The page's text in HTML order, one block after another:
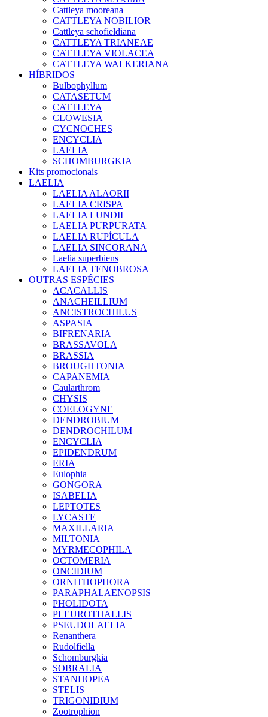
Cattleya mooreana
CATTLEYA NOBILIOR
Cattleya schofieldiana
CATTLEYA TRIANEAE
CATTLEYA VIOLACEA
CATTLEYA WALKERIANA
HÍBRIDOS
Bulbophyllum
CATASETUM
CATTLEYA
CLOWESIA
CYCNOCHES
ENCYCLIA
LAELIA
SCHOMBURGKIA
Kits promocionais
LAELIA
LAELIA ALAORII
LAELIA CRISPA
LAELIA LUNDII
LAELIA PURPURATA
LAELIA RUPÍCULA
LAELIA SINCORANA
Laelia superbiens
LAELIA TENOBROSA
OUTRAS ESPÉCIES
ACACALLIS
ANACHEILLIUM
ANCISTROCHILUS
ASPASIA
BIFRENARIA
BRASSAVOLA
BRASSIA
BROUGHTONIA
CAPANEMIA
Caularthrom
CHYSIS
COELOGYNE
DENDROBIUM
DENDROCHILUM
ENCYCLIA
EPIDENDRUM
ERIA
Eulophia
GONGORA
ISABELIA
LEPTOTES
LYCASTE
MAXILLARIA
MILTONIA
MYRMECOPHILA
OCTOMERIA
ONCIDIUM
ORNITHOPHORA
PARAPHALAENOPSIS
PHOLIDOTA
PLEUROTHALLIS
PSEUDOLAELIA
Renanthera
Rudolfiella
Schomburgkia
SOBRALIA
STANHOPEA
STELIS
TRIGONIDIUM
Zootrophion